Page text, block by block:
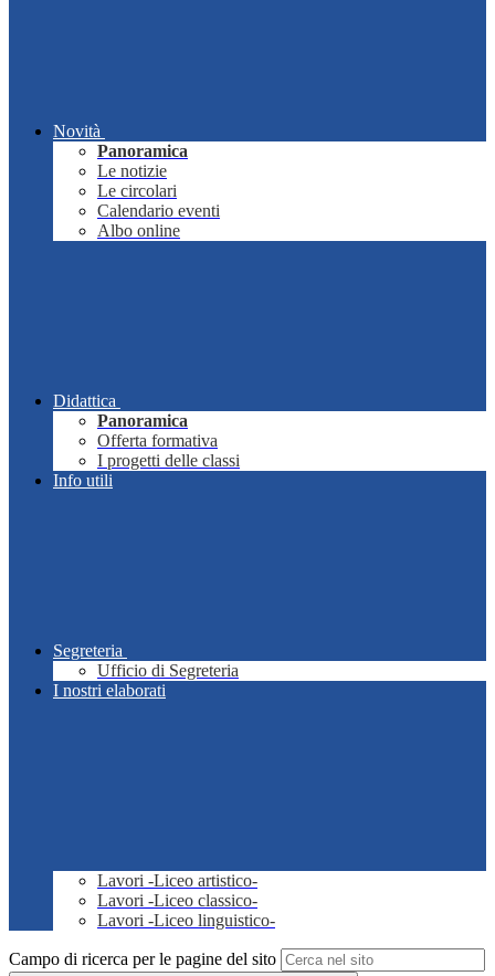
Novità
Panoramica
Le notizie
Le circolari
Calendario eventi
Albo online
Didattica
Panoramica
Offerta formativa
I progetti delle classi
Info utili
Segreteria
Ufficio di Segreteria
I nostri elaborati
Lavori -Liceo artistico-
Lavori -Liceo classico-
Lavori -Liceo linguistico-
Campo di ricerca per le pagine del sito